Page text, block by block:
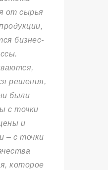
от сырья
бизнес-
решения,
были
с точки
и
– с точки
которое